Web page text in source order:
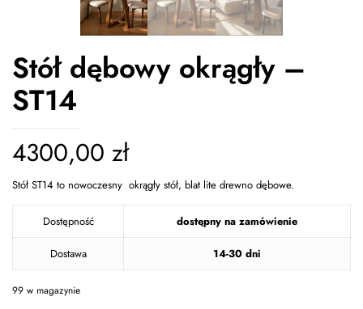
Stół dębowy okrągły –
ST14
4300,00 zł
Stół ST14 to nowoczesny okrągły stół, blat lite drewno dębowe.
Dostępność dostępny na zamówienie
Dostawa 14-30 dni
99 w magazynie